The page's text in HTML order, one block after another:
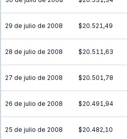
29 de julio de 2008 $20.521,49
28 de julio de 2008 $20.511,63
27 de julio de 2008 $20.501,78
26 de julio de 2008 $20.491,94
25 de julio de 2008 $20.482,10